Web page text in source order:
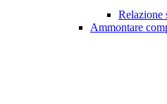
Relazione
Ammontare